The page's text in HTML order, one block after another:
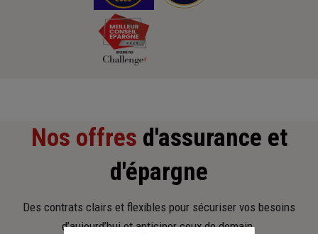
Nos offres d'assurance et
d'épargne
Des contrats clairs et flexibles pour sécuriser vos besoins
d’aujourd’hui et anticiper ceux de demain.